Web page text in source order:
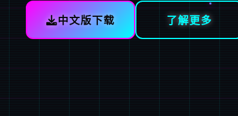
中文版下载 了解更多